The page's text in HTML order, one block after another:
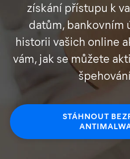
získání přístupu k
datům, bankovním
historii vašich online
vám, jak se můžete
STÁHNOUT